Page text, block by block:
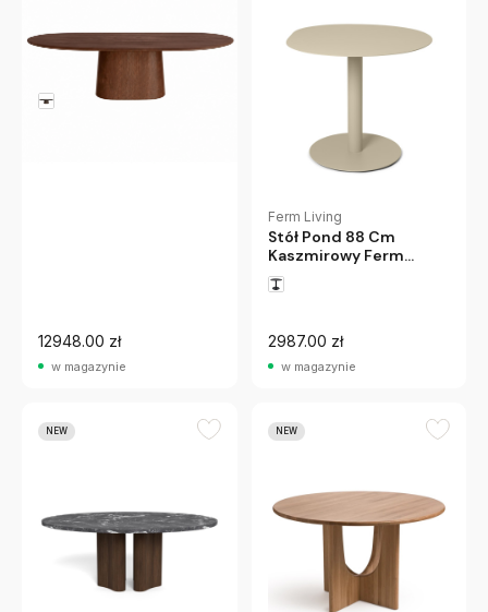
MOMA Studio
Stół Armand 240 Cm
Brązowy
12948.00 zł
w magazynie
Ferm Living
Stół Pond 88 Cm
Kaszmirowy Ferm
Living
2987.00 zł
w magazynie
NEW NEW